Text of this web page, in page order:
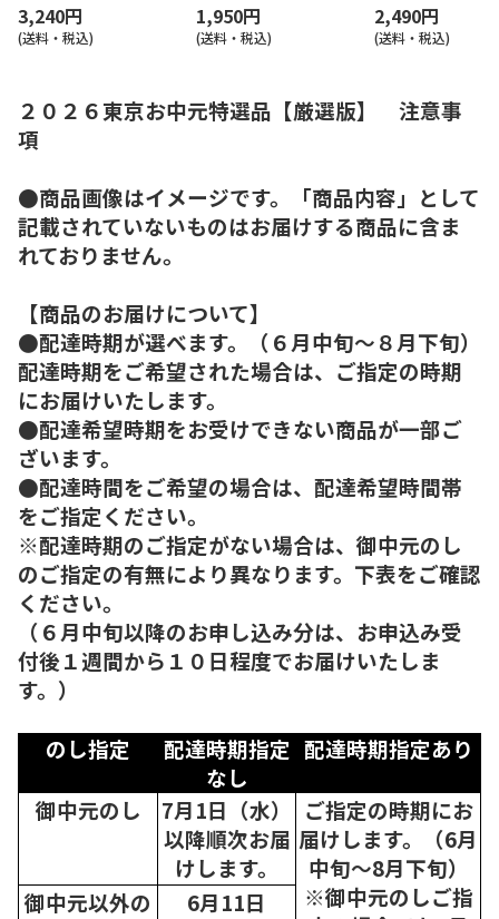
3,240円
(送料・税込)
1,950円
(送料・税込)
2,490円
(送料・税込)
２０２６東京お中元特選品【厳選版】 注意事
項
●商品画像はイメージです。「商品内容」として
記載されていないものはお届けする商品に含ま
れておりません。
【商品のお届けについて】
●配達時期が選べます。（６月中旬～８月下旬）
配達時期をご希望された場合は、ご指定の時期
にお届けいたします。
●配達希望時期をお受けできない商品が一部ご
ざいます。
●配達時間をご希望の場合は、配達希望時間帯
をご指定ください。
※配達時期のご指定がない場合は、御中元のし
のご指定の有無により異なります。下表をご確認
ください。
（６月中旬以降のお申し込み分は、お申込み受
付後１週間から１０日程度でお届けいたしま
す。）
のし指定
配達時期指定
なし
配達時期指定あり
御中元のし
7月1日（水）
以降順次お届
けします。
ご指定の時期にお
届けします。（6月
中旬～8月下旬）
※御中元のしご指
御中元以外の
6月11日